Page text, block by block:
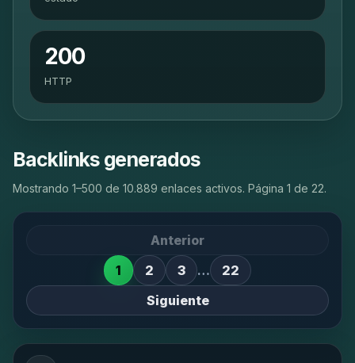
200
HTTP
Backlinks generados
Mostrando 1–500 de 10.889 enlaces activos. Página 1 de 22.
Anterior
1
2 3 …
22
Siguiente